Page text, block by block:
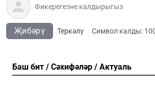
Җибәрү Теркәлү Cимвол калды:
Баш бит Сәхифәләр Актуаль